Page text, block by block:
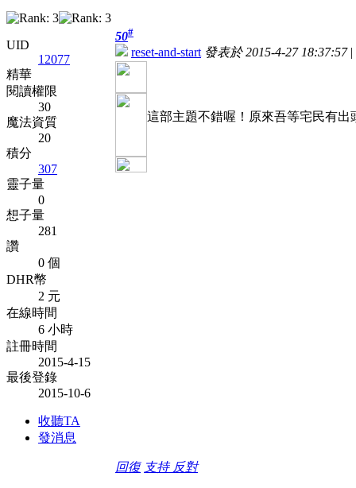
UID
12077
精華
閱讀權限
30
魔法資質
20
積分
307
靈子量
0
想子量
281
讚
0 個
DHR幣
2 元
在線時間
6 小時
註冊時間
2015-4-15
最後登錄
2015-10-6
收聽TA
發消息
50#
reset-and-start 發表於 2015-4-27 18:37:57 |
這部主題不錯喔！原來吾等宅民有出
回復 支持 反對